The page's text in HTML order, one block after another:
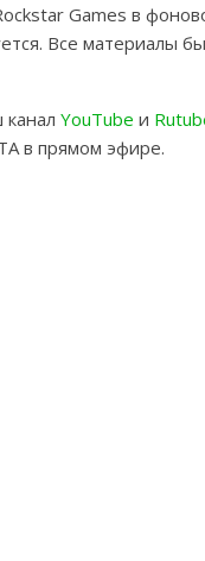
Games в
Все материалы
YouTube и
в прямом эфире.